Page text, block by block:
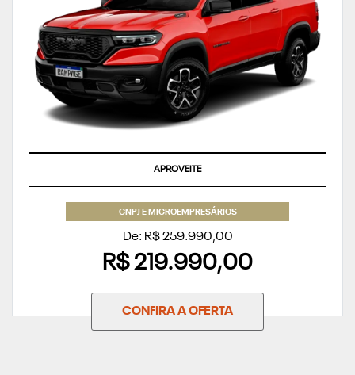
SUPERVALORIZAÇÃO DO SEU SEMINOVO
CNPJ E MICROEMPRESÁRIOS
De: R$ 259.990,00
R$ 219.990,00
CONFIRA A OFERTA